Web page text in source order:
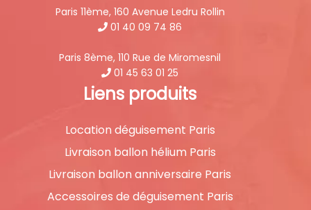
Paris 11ème, 160 Avenue Ledru Rollin
01 40 09 74 86
Paris 8ème, 110 Rue de Miromesnil
01 45 63 01 25
Liens produits
Location déguisement Paris
Livraison ballon hélium Paris
Livraison ballon anniversaire Paris
Accessoires de déguisement Paris